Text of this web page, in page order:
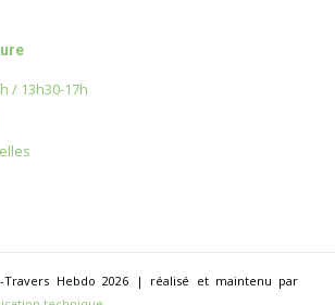
/ 13h30-17h
Travers Hebdo 2026 | réalisé et maintenu par